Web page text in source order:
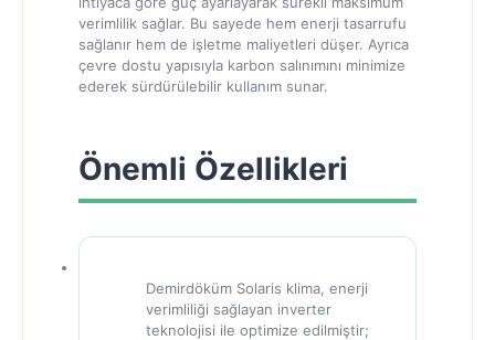
verimlilik sağlar. Bu sayede hem enerji tasarrufu
sağlanır hem de işletme maliyetleri düşer. Ayrıca
çevre dostu yapısıyla karbon salınımını minimize
ederek sürdürülebilir kullanım sunar.
Önemli Özellikleri
Demirdöküm Solaris klima, enerji
verimliliği sağlayan inverter
teknolojisi ile optimize edilmiştir;